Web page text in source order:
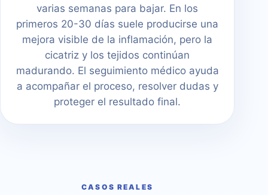
varias semanas para bajar. En los
primeros 20-30 días suele producirse una
mejora visible de la inflamación, pero la
cicatriz y los tejidos continúan
madurando. El seguimiento médico ayuda
a acompañar el proceso, resolver dudas y
proteger el resultado final.
CASOS REALES